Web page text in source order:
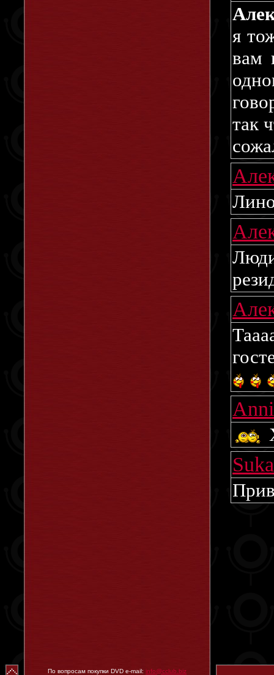
я
вам
так
По вопросам покупки DVD e-mail: info@cclub.biz